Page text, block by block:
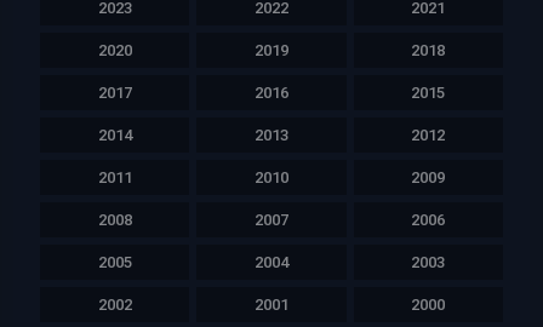
2023 2022 2021
2020 2019 2018
2017 2016 2015
2014 2013 2012
2011 2010 2009
2008 2007 2006
2005 2004 2003
2002 2001 2000